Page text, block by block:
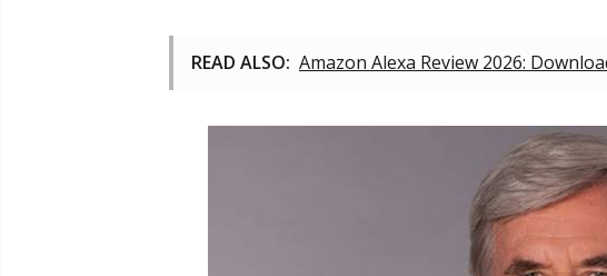
READ ALSO: Amazon Alexa Review 2026: